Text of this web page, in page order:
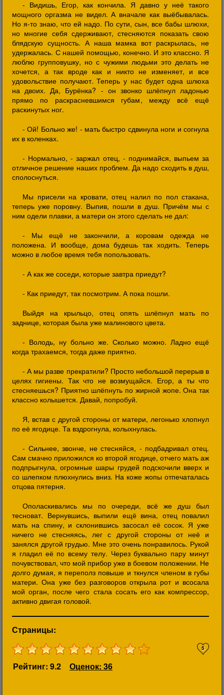
- Видишь, Егор, как кончила. Я давно у неё такого
мощного оргазма не видел. А вначале как выёбывалась.
Но я-то знаю, что ей надо. По сути, сын, все бабы шлюхи,
но многие себя сдерживают, стесняются показать свою
блядскую сущность. А наша мамка вот раскрылась, не
удержалась. С нашей помощью, конечно. И это классно. Я
люблю групповушку, но с чужими людьми это делать не
хочется, а так вроде как и никто не изменяет, и все
удовольствие получают. Теперь у нас будет одна шлюха
на двоих. Да, Бурёнка? - он звонко шлёпнул ладонью
прямо по раскрасневшимся губам, между всё ещё
раскинутых ног.
- Ой! Больно же! - мать быстро сдвинула ноги и согнула
их в коленках.
- Нормально, - заржал отец, - поднимайся, выпьем за
отличное решение наших проблем. Да надо сходить в душ,
сполоснуться.
Мы присели на кровати, отец налил по пол стакана,
теперь уже поровну. Выпив, пошли в душ. Причём мы с
ним одели плавки, а матери он этого сделать не дал:
- Мы ещё не закончили, а коровам одежда не
положена. И вообще, дома будешь так ходить. Теперь
можно в любое время тебя попользовать.
- А как же соседи, которые завтра приедут?
- Как приедут, так посмотрим. А пока пошли.
Выйдя на крыльцо, отец опять шлёпнул мать по
заднице, которая была уже малинового цвета.
- Володь, ну больно же. Сколько можно. Ладно ещё
когда трахаемся, тогда даже приятно.
- А мы разве прекратили? Просто небольшой перерыв в
целях гигиены. Так что не возмущайся. Егор, а ты что
стесняешься? Приятно шлёпнуть по жирной жопе. Она так
классно колышется. Давай, попробуй.
Я, встав с другой стороны от матери, легонько хлопнул
по её ягодице. Та вздрогнула, колыхнулась.
- Сильнее, звонче, не стесняйся, - подбадривал отец.
Сам смачно приложился ко второй ягодице, отчего мать аж
подпрыгнула, огромные шары грудей подскочили вверх и
со шлепком плюхнулись вниз. На коже жопы отпечаталась
отцова пятерня.
Ополаскивались мы по очереди, всё же душ был
тесноват. Вернувшись, выпили ещё вина, отец повалил
мать на спину, и склонившись засосал её сосок. Я уже
ничего не стесняясь, лег с другой стороны от неё и
занялся другой грудью. Мне это очень понравилось. Рукой
я гладил её по всему телу. Через буквально пару минут
почувствовал, что мой прибор уже в боевом положении. Не
долго думая, я переполз повыше и ткнулся членом в губы
матери. Она уже без разговоров открыла рот и всосала
мой орган, после чего стала сосать его как компрессор,
активно двигая головой.
Страницы:
5
Рейтинг: 9.2 Оценок: 36